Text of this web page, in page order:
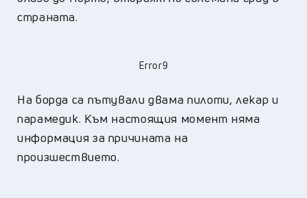
страната.
Error9
На борда са пътували двама пилоти, лекар и
парамедик. Към настоящия момент няма
информация за причината на
произшествието.